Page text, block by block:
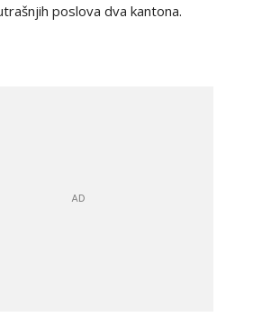
poslova dva kantona.